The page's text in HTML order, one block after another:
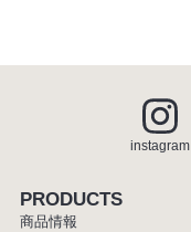
instagram
PRODUCTS
商品情報